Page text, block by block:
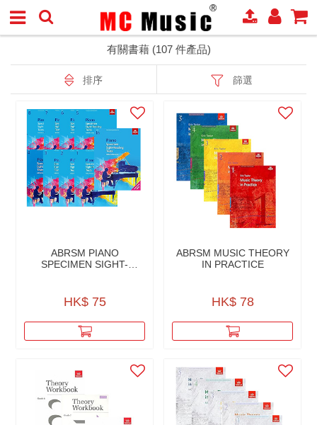
有關書藉 (107 件產品)
排序 篩選
ABRSM PIANO
SPECIMEN SIGHT-
HK$ 75
ABRSM MUSIC THEORY
IN PRACTICE
HK$ 78